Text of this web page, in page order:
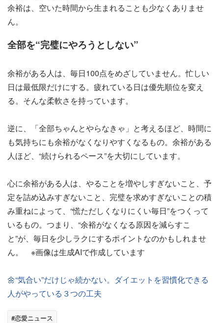
余裕は、空いた時間から生まれることも少なくありませ
ん。
全部を“完璧にやろうとしない”
余裕がある人は、毎日100点をめざしていません。忙しい
日は最低限だけにする。疲れている日は優先順位を変え
る。そんな柔軟さを持っています。
逆に、「全部ちゃんとやらなきゃ」と考えるほど、時間に
も気持ちにも余裕がなくなりやすくなるもの。余裕がある
人ほど、“続けられるペース”を大切にしています。
心に余裕がある人は、やることを増やしすぎないこと、予
定を詰め込みすぎないこと、完璧を求めすぎないことの積
み重ねによって、“慌ただしくなりにくい毎日”をつくって
いるもの。つまり、“余裕がなくなる原因を減らすこ
と”が、毎日を少しラクにするポイントなのかもしれませ
ん。 ※画像は生成AIで作成しています
🌼“気合い”だけじゃ続かない。ダイエットを習慣化できる
人がやっている３つの工夫
#恋愛ニュース